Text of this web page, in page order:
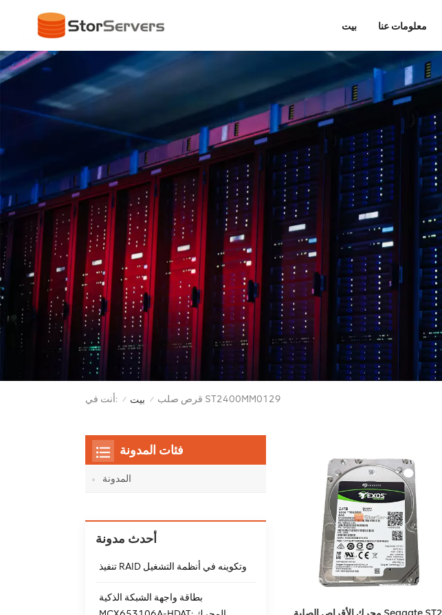
بيت معلومات عنا
أنت في: / بيت / قرص صلب ST2400MM0129
فئات المدونة
المدونة
أحدث مدونة
تنفيذ RAID وتكوينه في أنظمة التشغيل
بطاقة واجهة الشبكة الذكية